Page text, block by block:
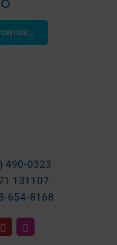
490-0323
131107
654-8168